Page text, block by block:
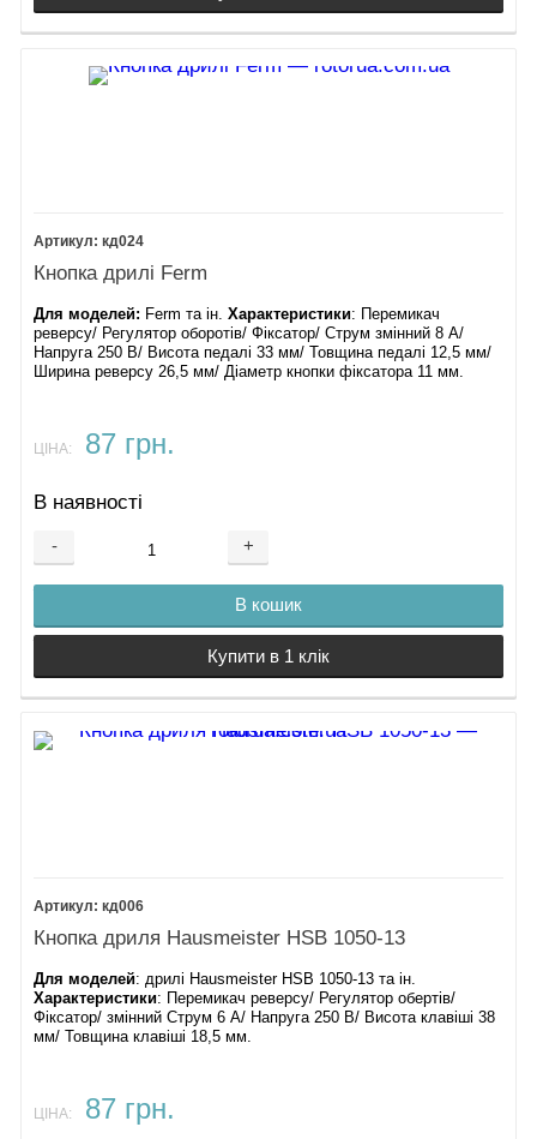
кд024
Кнопка дрилі Ferm
Для моделей: Ferm та ін.Характеристики: Перемикач
реверсу/ Регулятор оборотів/ Фіксатор/ Струм змінний 8 А/
Напруга 250 В/ Висота педалі 33 мм/ Товщина педалі 12,5 мм/
Ширина реверсу 26,5 мм/ Діаметр кнопки фіксатора 11 мм.
ЦІНА: 87 грн.
В наявності
- +
В кошик
Купити в 1 клік
кд006
Кнопка дриля Hausmeister HSB 1050-13
Для моделей: дрилі Hausmeister HSB 1050-13 та ін.
Характеристики: Перемикач реверсу/ Регулятор обертів/
Фіксатор/ змінний Струм 6 А/ Напруга 250 В/ Висота клавіші 38
мм/ Товщина клавіші 18,5 мм.
ЦІНА: 87 грн.